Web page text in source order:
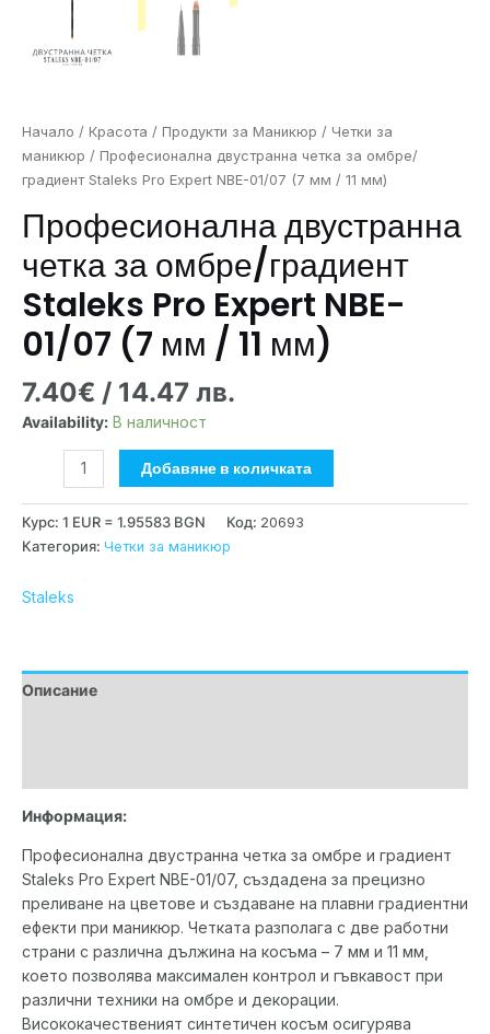
Начало / Красота / Продукти за Маникюр / Четки за
маникюр / Професионална двустранна четка за омбре/
градиент Staleks Pro Expert NBE-01/07 (7 мм / 11 мм)
Професионална двустранна
четка за омбре/градиент
Staleks Pro Expert NBE-
01/07 (7 мм / 11 мм)
7.40€ / 14.47 лв.
Availability: В наличност
Добавяне в количката
Курс: 1 EUR = 1.95583 BGN Код: 20693
Категория: Четки за маникюр
Staleks
Описание
Информация:
Професионална двустранна четка за омбре и градиент
Staleks Pro Expert NBE-01/07, създадена за прецизно
преливане на цветове и създаване на плавни градиентни
ефекти при маникюр. Четката разполага с две работни
страни с различна дължина на косъма – 7 мм и 11 мм,
което позволява максимален контрол и гъвкавост при
различни техники на омбре и декорации.
Висококачественият синтетичен косъм осигурява